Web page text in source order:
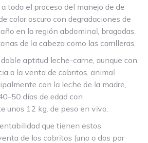
todo el proceso del manejo de de
color oscuro con degradaciones de
en la región abdominal, bragadas,
de la cabeza como las carrilleras.
aptitud leche-carne, aunque con
a la venta de cabritos, animal
con la leche de la madre,
50 días de edad con
unos 12 kg. de peso en vivo.
que tienen estos
de los cabritos (uno o dos por